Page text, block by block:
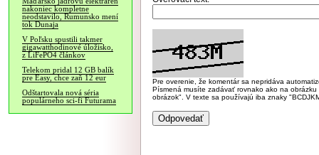
nakoniec kompletne
neodstavilo, Rumunsko mení
tok Dunaja
V Poľsku spustili takmer
gigawatthodinové úložisko,
z LiFePO4 článkov
Telekom pridal 12 GB balík
pre Easy, chce zaň 12 eur
Odštartovala nová séria
populárneho sci-fi Futurama
Pre overenie, že komentár sa nepridáva
Písmená musíte zadávať rovnako ako na
obrázok". V texte sa používajú iba znaky